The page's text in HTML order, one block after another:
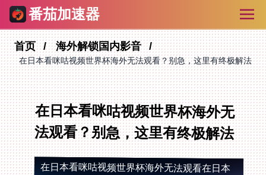
番茄加速器
首页 海外解锁国内影音
在日本看咪咕视频世界杯海外无法观看？别急，这里有终极解法
在日本看咪咕视频世界杯海外无
法观看？别急，这里有终极解法
在日本看咪咕视频世界杯海外无法观看在日本
看咪咕视频世界杯海外无法观看？别急，这里